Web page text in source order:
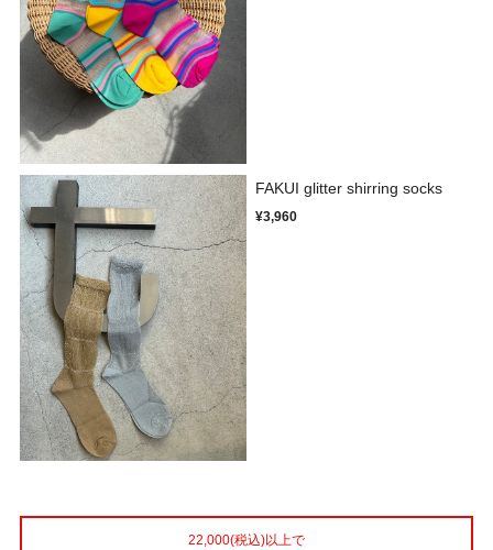
FAKUI glitter shirring socks
¥3,960
22,000(税込)以上で